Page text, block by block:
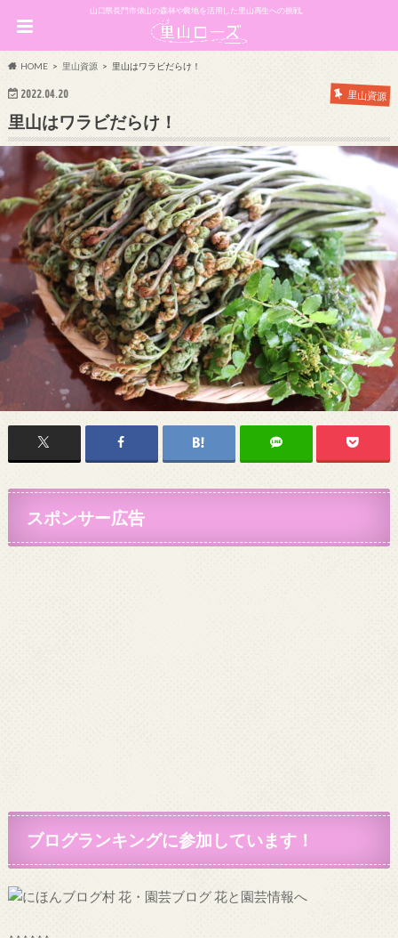
山口県長門市俵山の森林や農地を活用した里山再生への挑戦。
HOME 里山資源 里山はワラビだらけ！
2022.04.20 里山資源
里山はワラビだらけ！
スポンサー広告
ブログランキングに参加しています！